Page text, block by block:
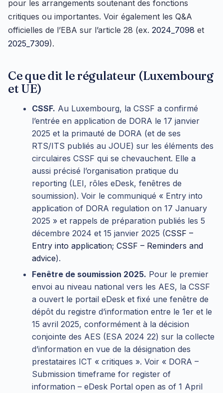
pour les arrangements soutenant des fonctions
critiques ou importantes. Voir également les Q&A
officielles de l’EBA sur l’article 28 (ex. 2024_7098 et
2025_7309).
Ce que dit le régulateur (Luxembourg
et UE)
CSSF. Au Luxembourg, la CSSF a confirmé
l’entrée en application de DORA le 17 janvier
2025 et la primauté de DORA (et de ses
RTS/ITS publiés au JOUE) sur les éléments des
circulaires CSSF qui se chevauchent. Elle a
aussi précisé l’organisation pratique du
reporting (LEI, rôles eDesk, fenêtres de
soumission). Voir le communiqué « Entry into
application of DORA regulation on 17 January
2025 » et rappels de préparation publiés les 5
décembre 2024 et 15 janvier 2025 (CSSF –
Entry into application; CSSF – Reminders and
advice).
Fenêtre de soumission 2025. Pour le premier
envoi au niveau national vers les AES, la CSSF
a ouvert le portail eDesk et fixé une fenêtre de
dépôt du registre d’information entre le 1er et le
15 avril 2025, conformément à la décision
conjointe des AES (ESA 2024 22) sur la collecte
d’information en vue de la désignation des
prestataires ICT « critiques ». Voir « DORA –
Submission timeframe for register of
information – eDesk Portal open as of 1 April